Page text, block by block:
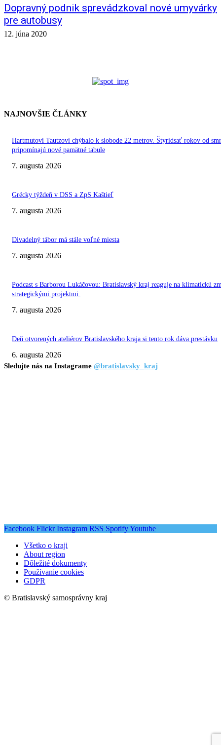
Dopravný podnik sprevádzkoval nové umyvárky
pre autobusy
12. júna 2020
NAJNOVŠIE ČLÁNKY
Hartmutovi Tautzovi chýbalo k slobode 22 metrov. Štyridsať rokov od
pripomínajú nové pamätné tabule
7. augusta 2026
Grécky týždeň v DSS a ZpS Kaštieľ
7. augusta 2026
Divadelný tábor má stále voľné miesta
7. augusta 2026
Podcast s Barborou Lukáčovou: Bratislavský kraj reaguje na klimatickú
strategickými projektmi.
7. augusta 2026
Deň otvorených ateliérov Bratislavského kraja si tento rok dáva prestávku
6. augusta 2026
Sledujte nás na Instagrame @bratislavsky_kraj
Facebook Flickr Instagram RSS SpotifyYoutube
Všetko o kraji
About region
Dôležité dokumenty
Používanie cookies
GDPR
© Bratislavský samosprávny kraj